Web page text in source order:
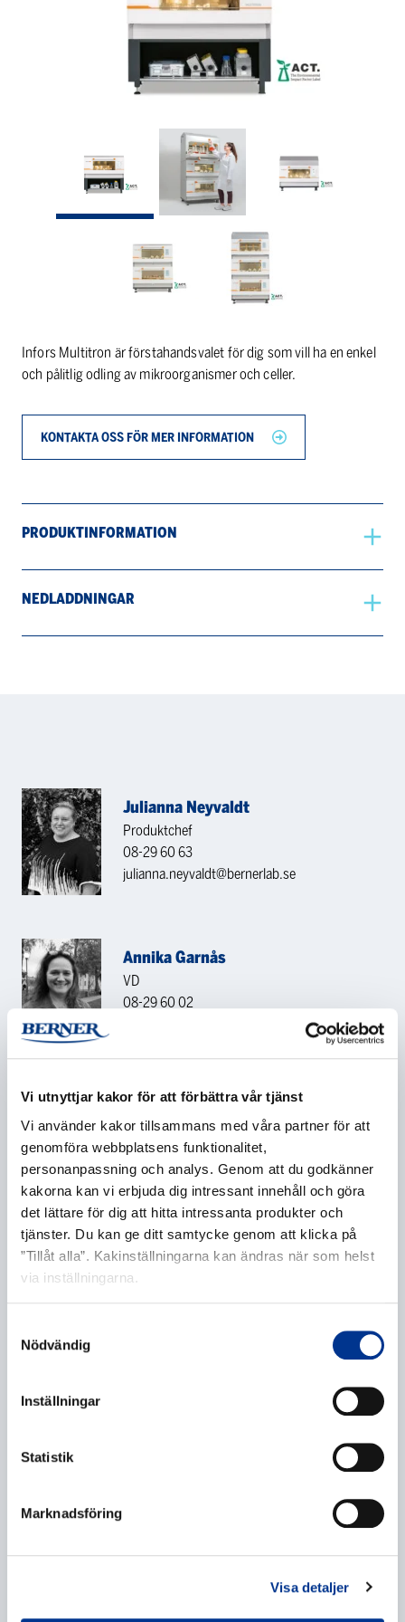
Vi utnyttjar kakor för att förbättra vår tjänst
Vi använder kakor tillsammans med våra partner för att
genomföra webbplatsens funktionalitet,
personanpassning och analys. Genom att du godkänner
kakorna kan vi erbjuda dig intressant innehåll och göra
det lättare för dig att hitta intressanta produkter och
tjänster. Du kan ge ditt samtycke genom att klicka på
”Tillåt alla”. Kakinställningarna kan ändras när som helst
via inställningarna.
Nödvändig
Inställningar
Statistik
Marknadsföring
Visa detaljer
Infors Multitron är förstahandsvalet för dig som vill ha en enkel
och pålitlig odling av mikroorganismer och celler.
KONTAKTA OSS FÖR MER INFORMATION
PRODUKTINFORMATION
NEDLADDNINGAR
Julianna Neyvaldt
Produktchef
08-29 60 63
julianna.neyvaldt@bernerlab.se
Annika Garnås
VD
08-29 60 02
Namn *
Företag *
E-post *
Telefonnummer
Ytterligare information